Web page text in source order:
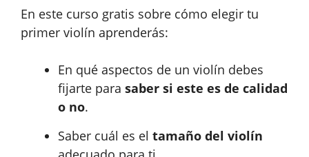
En este curso gratis sobre cómo elegir tu
primer violín aprenderás:
En qué aspectos de un violín debes
fijarte para saber si este es de calidad
o no.
Saber cuál es el tamaño del violín